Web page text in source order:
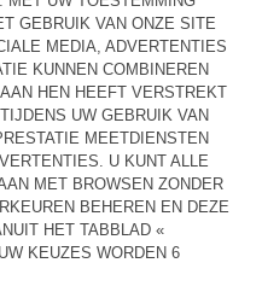
DAMESVEST DAMSVILLE
BACK IN STOCK
€ 125
DAMESVEST VITOW
€ 160
DAMESTRUI DAMSVILLE
€ 100